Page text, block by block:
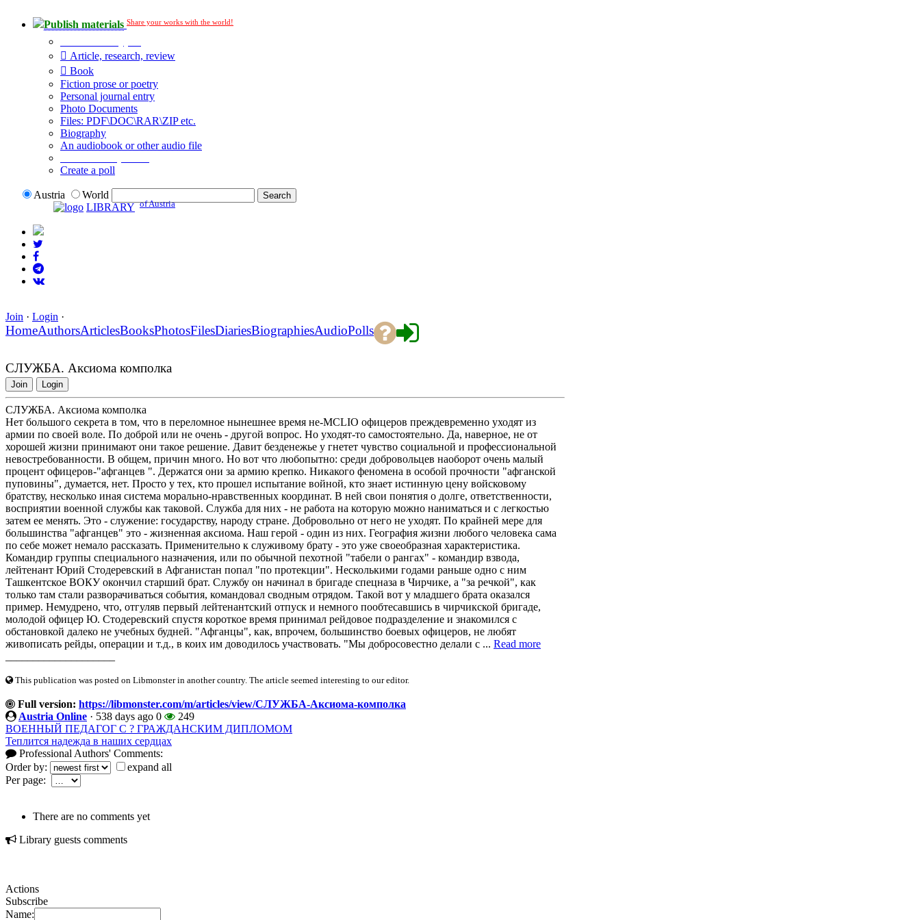
Publish materials Share your works with the world!
Article, research, review
Book
Fiction prose or poetry
Personal journal entry
Photo Documents
Files: PDF\DOC\RAR\ZIP etc.
Biography
An audiobook or other audio file
Create a poll
Austria
World
LIBRARY of Austria
Join · Login ·
HomeAuthorsArticlesBooksPhotosFilesDiariesBiographiesAudioPolls
СЛУЖБА. Аксиома комполка
Join Login
СЛУЖБА. Аксиома комполка
Нет большого секрета в том, что в переломное нынешнее время не-MCLIO офицеров преждевременно уходят из
армии по своей воле. По доброй или не очень - другой вопрос. Но уходят-то самостоятельно. Да, наверное, не от
хорошей жизни принимают они такое решение. Давит безденежье у гнетет чувство социальной и профессиональной
невостребованности. В общем, причин много. Но вот что любопытно: среди добровольцев наоборот очень малый
процент офицеров-"афганцев ". Держатся они за армию крепко. Никакого феномена в особой прочности "афганской
пуповины", думается, нет. Просто у тех, кто прошел испытание войной, кто знает истинную цену войсковому
братству, несколько иная система морально-нравственных координат. В ней свои понятия о долге, ответственности,
восприятии военной службы как таковой. Служба для них - не работа на которую можно наниматься и с легкостью
затем ее менять. Это - служение: государству, народу стране. Добровольно от него не уходят. По крайней мере для
большинства "афганцев" это - жизненная аксиома. Наш герой - один из них. География жизни любого человека сама
по себе может немало рассказать. Применительно к служивому брату - это уже своеобразная характеристика.
Командир группы специального назначения, или по обычной пехотной "табели о рангах" - командир взвода,
лейтенант Юрий Стодеревский в Афганистан попал "по протекции". Несколькими годами раньше одно с ним
Ташкентское ВОКУ окончил старший брат. Службу он начинал в бригаде спецназа в Чирчике, а "за речкой", как
только там стали разворачиваться события, командовал сводным отрядом. Такой вот у младшего брата оказался
пример. Немудрено, что, отгуляв первый лейтенантский отпуск и немного пообтесавшись в чирчикской бригаде,
молодой офицер Ю. Стодеревский спустя короткое время принимал рейдовое подразделение и знакомился с
обстановкой далеко не учебных будней. "Афганцы", как, впрочем, большинство боевых офицеров, не любят
живописать рейды, операции и т.д., в коих им доводилось участвовать. "Мы добросовестно делали с ... Read more
This publication was posted on Libmonster in another country. The article seemed interesting to our editor.
Full version: https://libmonster.com/m/articles/view/СЛУЖБА-Аксиома-комполка
Austria Online · 538 days ago 0
249
ВОЕННЫЙ ПЕДАГОГ С ? ГРАЖДАНСКИМ ДИПЛОМОМ
Теплится надежда в наших сердцах
Professional Authors' Comments:
Order by:
expand all
Per page:
There are no comments yet
Library guests comments
Actions
Subscribe
Name: